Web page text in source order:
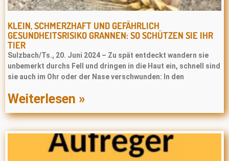
KLEIN, SCHMERZHAFT UND GEFÄHRLICH
GESUNDHEITSRISIKO GRANNEN: SO SCHÜTZEN SIE IHR
TIER
Sulzbach/Ts., 20. Juni 2024 – Zu spät entdeckt wandern sie
unbemerkt durchs Fell und dringen in die Haut ein, schnell sind
sie auch im Ohr oder der Nase verschwunden: In den
Weiterlesen »